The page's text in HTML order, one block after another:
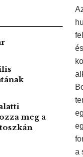
meg a
a